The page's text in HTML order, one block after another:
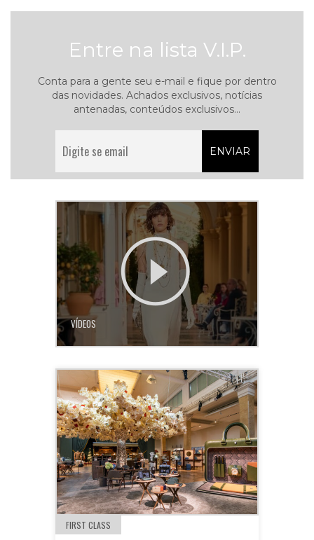
Entre na lista V.I.P.
Conta para a gente seu e-mail e fique por dentro
das novidades. Achados exclusivos, notícias
antenadas, conteúdos exclusivos...
VÍDEOS
FIRST CLASS